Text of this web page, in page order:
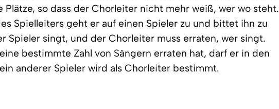
Plätze, so dass der Chorleiter nicht mehr weiß, wer wo steht.
Spielleiters geht er auf einen Spieler zu und bittet ihn zu
Spieler singt, und der Chorleiter muss erraten, wer singt.
bestimmte Zahl von Sängern erraten hat, darf er in den
anderer Spieler wird als Chorleiter bestimmt.